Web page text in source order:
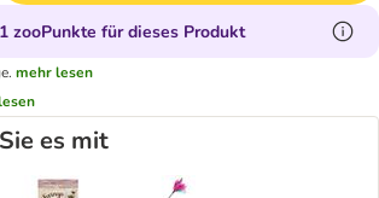
zooPunkte für dieses Produkt
mehr lesen
es mit